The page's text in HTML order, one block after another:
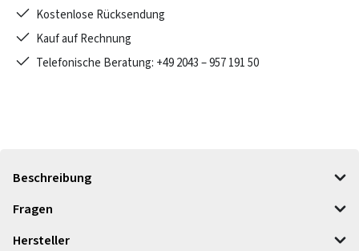
Kostenlose Rücksendung
Kauf auf Rechnung
Telefonische Beratung: +49 2043 – 957 191 50
Beschreibung
Fragen
Hersteller